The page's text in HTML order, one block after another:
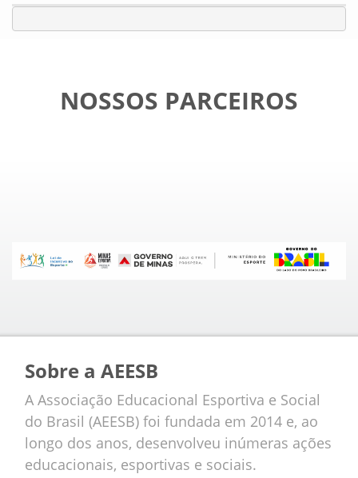
NOSSOS PARCEIROS
Sobre a AEESB
A Associação Educacional Esportiva e Social
do Brasil (AEESB) foi fundada em 2014 e, ao
longo dos anos, desenvolveu inúmeras ações
educacionais, esportivas e sociais.